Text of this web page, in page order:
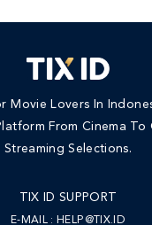
Movie Lovers In
From Cinema To
Streaming Selections.
TIX ID SUPPORT
E-MAIL : HELP@TIX.ID